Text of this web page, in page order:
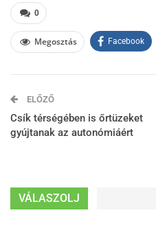
0
Megosztás Facebook
ELŐZŐ
Csík térségében is őrtüzeket
gyújtanak az autonómiáért
VÁLASZOLJ